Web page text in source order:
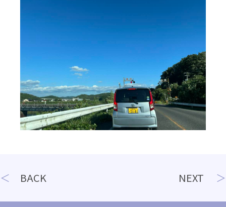
投
稿
BACK NEXT